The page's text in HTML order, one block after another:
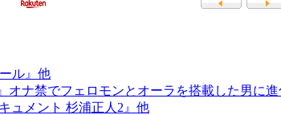
ル』他
ナ禁でフェロモンとオーラを搭載した男に
ュメント 杉浦正人2』他